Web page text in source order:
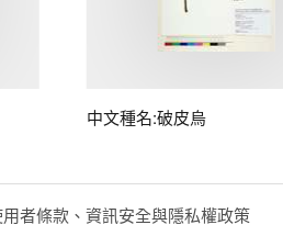
中文種名:破皮烏
者條款、資訊安全與隱私權政策